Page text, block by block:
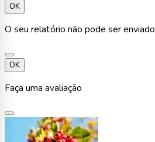
OK
O seu relatório não pode ser enviado
OK
Faça uma avaliação